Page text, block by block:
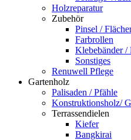
Holzreparatur
Zubehör
Pinsel /
Farbrollen
Klebebänder /
Sonstiges
Renuwell Pflege
Gartenholz
Palisaden / Pfähle
Konstruktionsholz/
Terrassendielen
Kiefer
Bangkirai